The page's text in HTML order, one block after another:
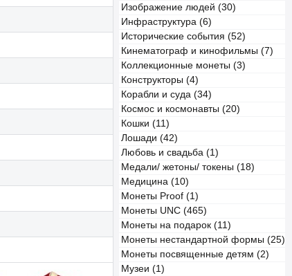
Изображение людей (30)
Инфраструктура (6)
Исторические события (52)
Кинематограф и кинофильмы (7)
Коллекционные монеты (3)
Конструкторы (4)
Корабли и суда (34)
Космос и космонавты (20)
Кошки (11)
Лошади (42)
Любовь и свадьба (1)
Медали/ жетоны/ токены (18)
Медицина (10)
Монеты Proof (1)
Монеты UNC (465)
Монеты на подарок (11)
Монеты нестандартной формы (25)
Монеты посвященные детям (2)
Музеи (1)